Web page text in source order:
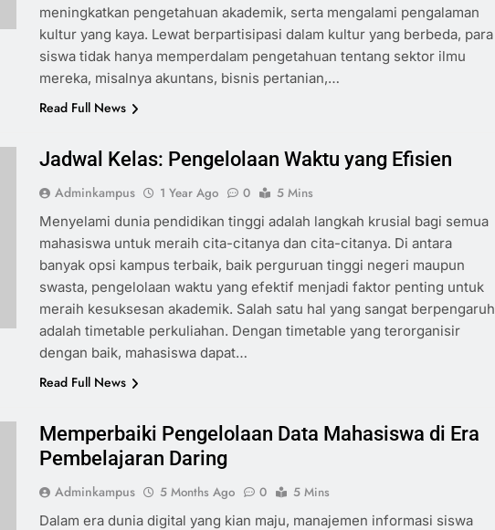
meningkatkan pengetahuan akademik, serta mengalami pengalaman
kultur yang kaya. Lewat berpartisipasi dalam kultur yang berbeda, para
siswa tidak hanya memperdalam pengetahuan tentang sektor ilmu
mereka, misalnya akuntans, bisnis pertanian,…
Read Full News
Jadwal Kelas: Pengelolaan Waktu yang Efisien
Adminkampus 1 Year Ago 0
5 Mins
Menyelami dunia pendidikan tinggi adalah langkah krusial bagi semua
mahasiswa untuk meraih cita-citanya dan cita-citanya. Di antara
banyak opsi kampus terbaik, baik perguruan tinggi negeri maupun
swasta, pengelolaan waktu yang efektif menjadi faktor penting untuk
meraih kesuksesan akademik. Salah satu hal yang sangat berpengaruh
adalah timetable perkuliahan. Dengan timetable yang terorganisir
dengan baik, mahasiswa dapat…
Read Full News
Memperbaiki Pengelolaan Data Mahasiswa di Era
Pembelajaran Daring
Adminkampus 5 Months Ago 0
5 Mins
Dalam era dunia digital yang kian maju, manajemen informasi siswa